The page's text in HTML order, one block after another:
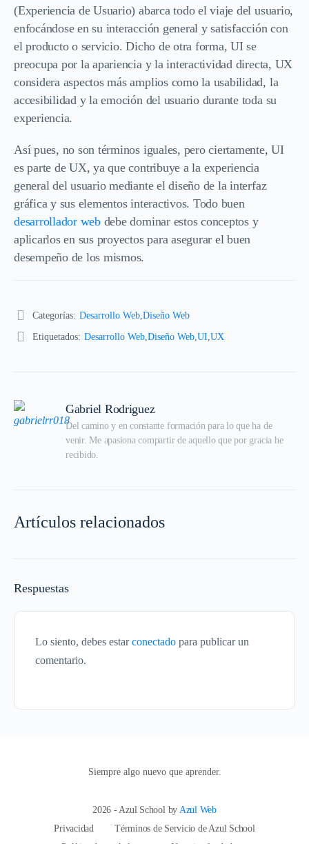
(Experiencia de Usuario) abarca todo el viaje del usuario,
enfocándose en su interacción general y satisfacción con
el producto o servicio. Dicho de otra forma, UI se
preocupa por la apariencia y la interactividad directa, UX
considera aspectos más amplios como la usabilidad, la
accesibilidad y la emoción del usuario durante toda su
experiencia.
Así pues, no son términos iguales, pero ciertamente, UI
es parte de UX, ya que contribuye a la experiencia
general del usuario mediante el diseño de la interfaz
gráfica y sus elementos interactivos. Todo buen
desarrollador webdebe dominar estos conceptos y
aplicarlos en sus proyectos para asegurar el buen
desempeño de los mismos.
Categorías: Desarrollo Web Diseño Web
Etiquetados: Desarrollo Web Diseño Web UI UX
Gabriel Rodriguez
Del camino y en constante formación para lo que ha de
venir. Me apasiona compartir de aquello que por gracia he
recibido.
Artículos relacionados
Respuestas
Lo siento, debes estarconectado para publicar un
comentario.
Siempre algo nuevo que aprender.
2026 - Azul School by Azul Web
Privacidad
Términos de Servicio de Azul School